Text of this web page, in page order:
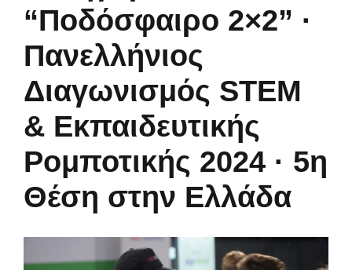
“Ποδόσφαιρο 2×2” ·
Πανελλήνιος
Διαγωνισμός STEM
& Eκπαιδευτικής
Ρομποτικής 2024 · 5η
Θέση στην Ελλάδα